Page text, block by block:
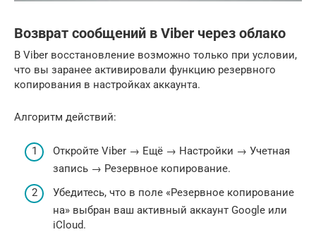
Возврат сообщений в Viber через облако
В Viber восстановление возможно только при условии,
что вы заранее активировали функцию резервного
копирования в настройках аккаунта.
Алгоритм действий:
Откройте Viber → Ещё → Настройки → Учетная
запись → Резервное копирование.
Убедитесь, что в поле «Резервное копирование
на» выбран ваш активный аккаунт Google или
iCloud.